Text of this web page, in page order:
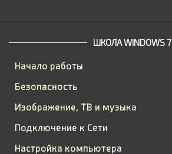
ШКОЛА WINDOWS 7
Начало работы
Безопасность
Изображение, ТВ и музыка
Подключение к Сети
Настройка компьютера